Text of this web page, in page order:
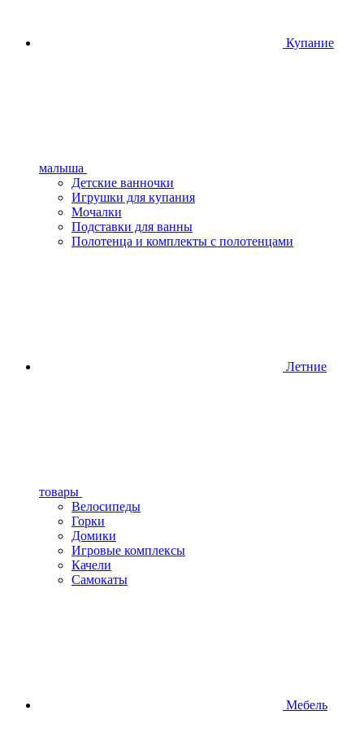
Купание
малыша
Детские ванночки
Игрушки для купания
Мочалки
Подставки для ванны
Полотенца и комплекты с полотенцами
Летние
товары
Велосипеды
Горки
Домики
Игровые комплексы
Качели
Самокаты
Мебель